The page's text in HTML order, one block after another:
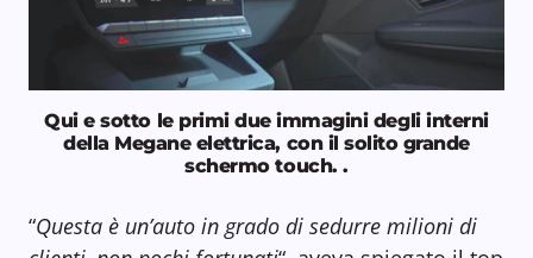
Qui e sotto le primi due immagini degli interni
della Megane elettrica, con il solito grande
schermo touch. .
“Questa è un’auto in grado di sedurre milioni di